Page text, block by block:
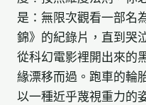
是：無限次觀看一部名
錦》的紀錄片，直到哭
從科幻電影裡開出來的
緣漂移而過。跑車的輪
以一種近乎蔑視重力的